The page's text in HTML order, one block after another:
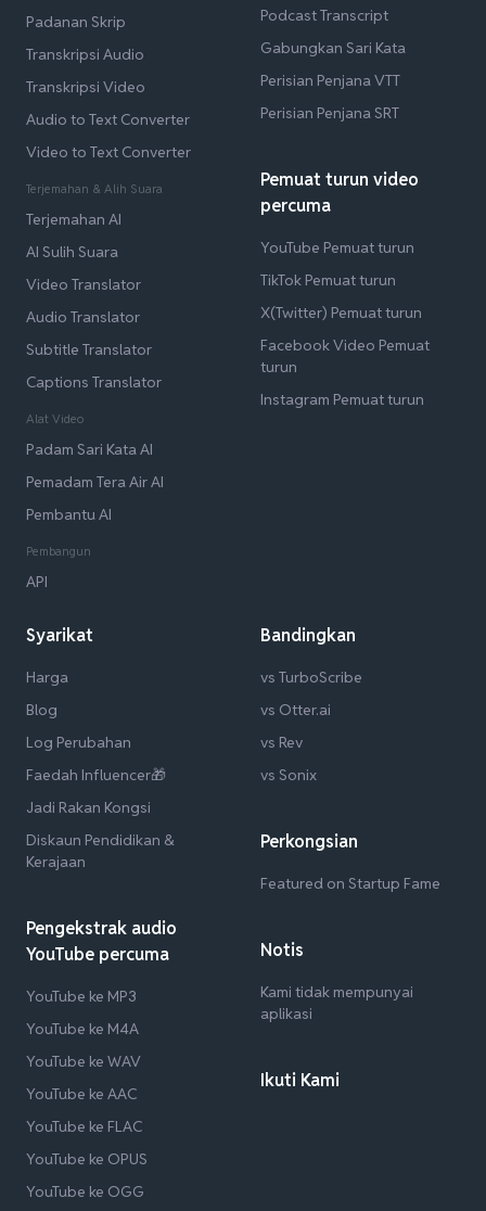
Padanan Skrip
Transkripsi Audio
Transkripsi Video
Audio to Text Converter
Video to Text Converter
Terjemahan & Alih Suara
Terjemahan AI
AI Sulih Suara
Video Translator
Audio Translator
Subtitle Translator
Captions Translator
Alat Video
Padam Sari Kata AI
Pemadam Tera Air AI
Pembantu AI
Pembangun
API
Podcast Transcript
Gabungkan Sari Kata
Perisian Penjana VTT
Perisian Penjana SRT
Pemuat turun video
percuma
YouTube Pemuat turun
TikTok Pemuat turun
X(Twitter) Pemuat turun
Facebook Video Pemuat
turun
Instagram Pemuat turun
Syarikat
Harga
Blog
Log Perubahan
Faedah Influencer🎁
Jadi Rakan Kongsi
Diskaun Pendidikan &
Kerajaan
Pengekstrak audio
YouTube percuma
YouTube ke MP3
YouTube ke M4A
YouTube ke WAV
YouTube ke AAC
YouTube ke FLAC
YouTube ke OPUS
YouTube ke OGG
Bandingkan
vs TurboScribe
vs Otter.ai
vs Rev
vs Sonix
Perkongsian
Featured on Startup Fame
Notis
Kami tidak mempunyai
aplikasi
Ikuti Kami